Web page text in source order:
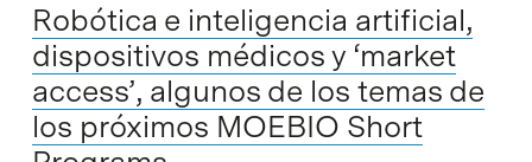
Robótica e inteligencia artificial,
dispositivos médicos y ‘market
access’, algunos de los temas de
los próximos MOEBIO Short